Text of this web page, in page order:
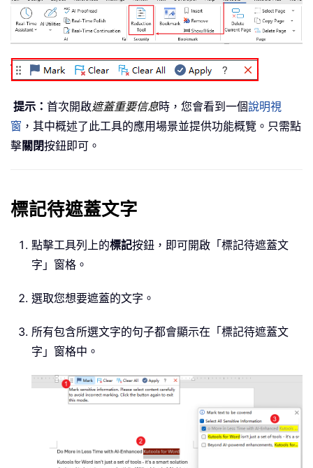
提示： 首次開啟遮蓋重要信息時，您會看到一個說明視
窗 ，其中概述了此工具的應用場景並提供功能概覽。只需點
擊關閉按鈕即可。
標記待遮蓋文字
點擊工具列上的標記按鈕，即可開啟「標記待遮蓋文
字」窗格。
選取您想要遮蓋的文字。
所有包含所選文字的句子都會顯示在「標記待遮蓋文
字」窗格中。